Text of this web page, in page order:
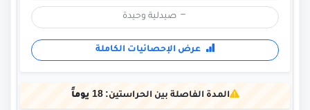
صيدلية وحيدة
عرض الإحصائيات الكاملة
المدة الفاصلة بين الحراستين:18 يوماً